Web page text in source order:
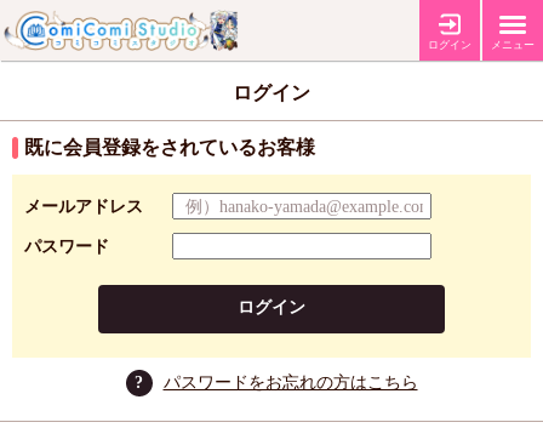
ログイン メニュー
ログイン
既に会員登録をされているお客様
メールアドレス
パスワード
ログイン
? パスワードをお忘れの方はこちら